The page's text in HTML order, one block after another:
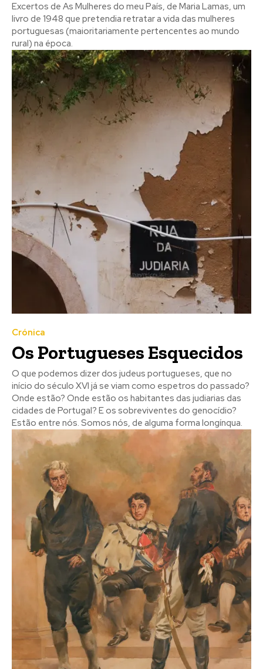
Excertos de As Mulheres do meu País, de Maria Lamas, um
livro de 1948 que pretendia retratar a vida das mulheres
portuguesas (maioritariamente pertencentes ao mundo
rural) na época.
Crónica
Os Portugueses Esquecidos
O que podemos dizer dos judeus portugueses, que no
início do século XVI já se viam como espetros do passado?
Onde estão? Onde estão os habitantes das judiarias das
cidades de Portugal? E os sobreviventes do genocídio?
Estão entre nós. Somos nós, de alguma forma longínqua.